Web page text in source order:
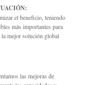
el beneficio, teniendo
más importantes para
la mejor solución global
las mejoras de